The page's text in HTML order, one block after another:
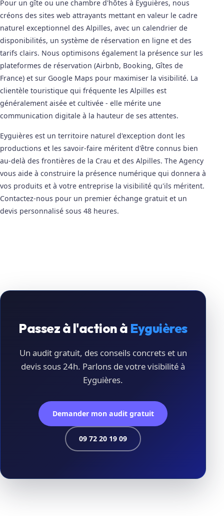
Pour un gîte ou une chambre d'hôtes à Eyguières, nous
créons des sites web attrayants mettant en valeur le cadre
naturel exceptionnel des Alpilles, avec un calendrier de
disponibilités, un système de réservation en ligne et des
tarifs clairs. Nous optimisons également la présence sur les
plateformes de réservation (Airbnb, Booking, Gîtes de
France) et sur Google Maps pour maximiser la visibilité. La
clientèle touristique qui fréquente les Alpilles est
généralement aisée et cultivée - elle mérite une
communication digitale à la hauteur de ses attentes.
Eyguières est un territoire naturel d'exception dont les
productions et les savoir-faire méritent d'être connus bien
au-delà des frontières de la Crau et des Alpilles. The Agency
vous aide à construire la présence numérique qui donnera à
vos produits et à votre entreprise la visibilité qu'ils méritent.
Contactez-nous pour un premier échange gratuit et un
devis personnalisé sous 48 heures.
Passez à l'action à Eyguières
Un audit gratuit, des conseils concrets et un
devis sous 24h. Parlons de votre visibilité à
Eyguières.
Demander mon audit gratuit
09 72 20 19 09